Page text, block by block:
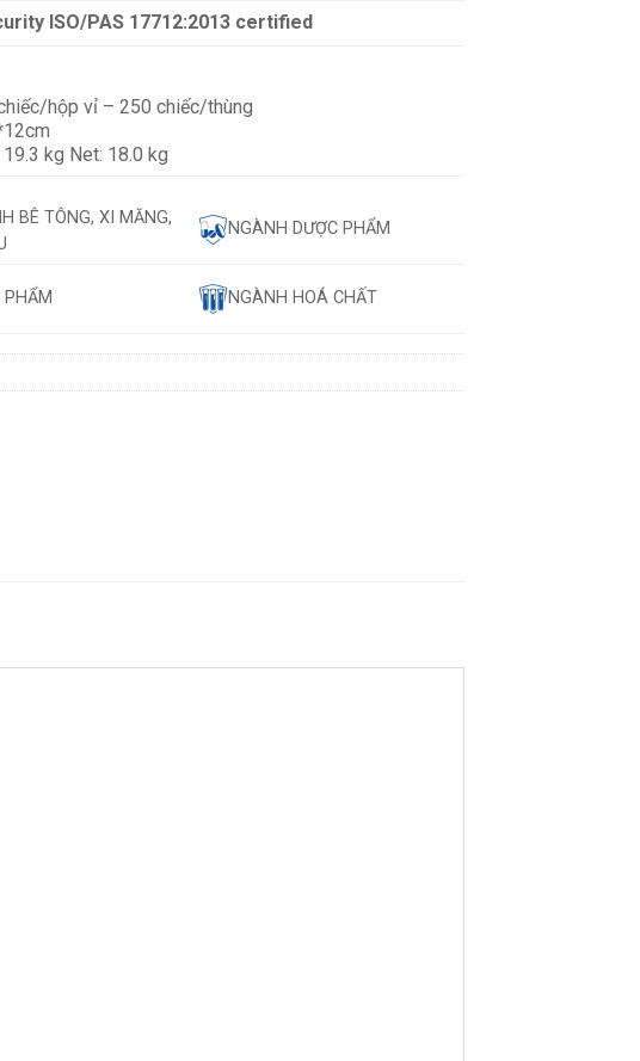
ISO/PAS 17712:2013 certified
hộp vỉ – 250 chiếc/thùng
kg Net: 18.0 kg
BÊ TÔNG, XI MĂNG,
NGÀNH DƯỢC PHẨM
NGÀNH HOÁ CHẤT